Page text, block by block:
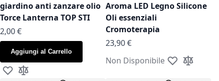
giardino anti zanzare olio
Torce Lanterna TOP STI
As low as
2,00 €
Aggiungi al Carrello
Aggiungi alla lista desideri
Aggiungi al confronto
Aroma LED Legno Silicone
Oli essenziali
Cromoterapia
23,90 €
Non Disponibile Aggiungi alla
Aggiungi